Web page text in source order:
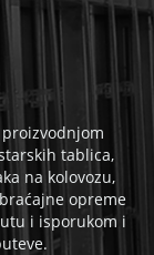
proizvodnjom
tablica,
na kolovozu,
opreme
i isporukom i